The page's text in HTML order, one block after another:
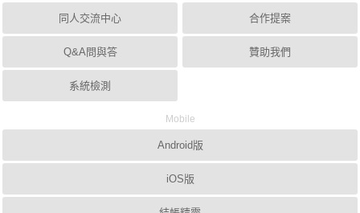
同人交流中心
Q&A問與答
系統檢測
合作提案
贊助我們
Mobile
Android版
iOS版